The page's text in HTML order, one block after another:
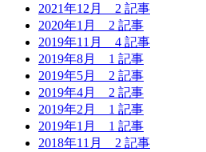
2021年12月 2 記事
2020年1月 2 記事
2019年11月 4 記事
2019年8月 1 記事
2019年5月 2 記事
2019年4月 2 記事
2019年2月 1 記事
2019年1月 1 記事
2018年11月 2 記事